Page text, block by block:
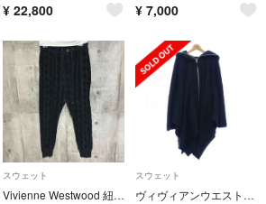
¥ 22,800 ¥ 7,000
スウェット
Vivienne Westwood 紐パンツ スウェット リブ 特殊生地
スウェット
ヴィヴィアンウエストウッドマン Vivienne WestwoodMAN パーカー